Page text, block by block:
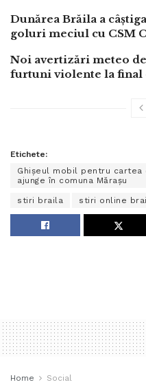
Dunărea Brăila a
goluri meciul cu CSM
Noi avertizări meteo
furtuni violente la final
Etichete:
Ghișeul mobil pentru
ajunge în comuna Mărașu
stiri braila stiri online
Home Social